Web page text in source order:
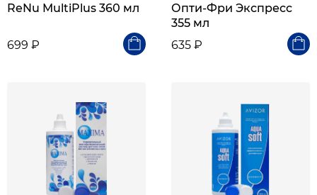
ReNu MultiPlus 360 мл
699 ₽
Опти-Фри Экспресс
355 мл
635 ₽